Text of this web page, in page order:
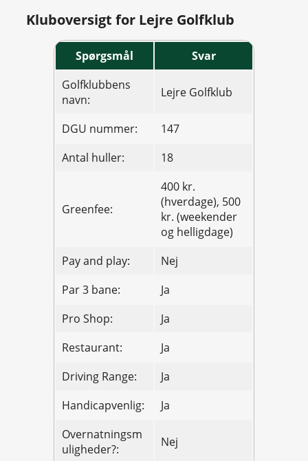
Kluboversigt for Lejre Golfklub
Spørgsmål
Svar
Golfklubbens
navn:
Lejre Golfklub
DGU nummer:
147
Antal huller:
18
Greenfee:
400 kr.
(hverdage), 500
kr. (weekender
og helligdage)
Pay and play:
Nej
Par 3 bane:
Ja
Pro Shop:
Ja
Restaurant:
Ja
Driving Range:
Ja
Handicapvenlig:
Ja
Overnatningsm
uligheder?:
Nej